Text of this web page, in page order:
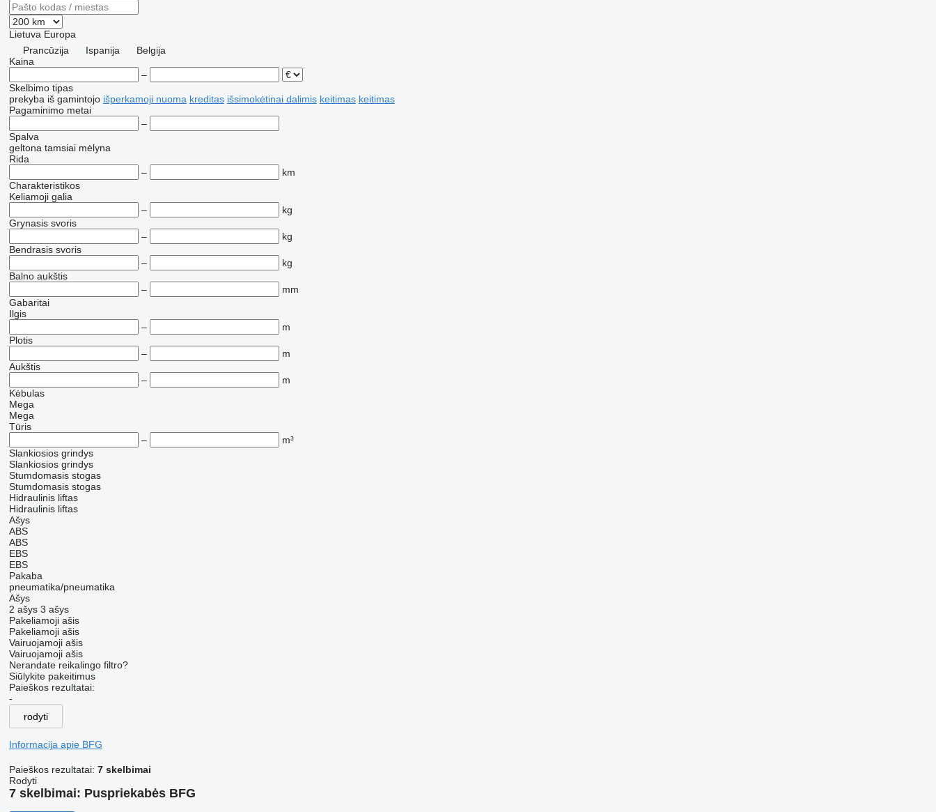
Lietuva Europa
Prancūzija
Ispanija
Belgija
Kaina
–
Skelbimo tipas
prekyba iš gamintojo išperkamoji nuoma kreditas išsimokėtinai dalimis keitimas keitimas
Pagaminimo metai
–
Spalva
geltona tamsiai mėlyna
Rida
–
km
Charakteristikos
Keliamoji galia
–
kg
Grynasis svoris
–
kg
Bendrasis svoris
–
kg
Balno aukštis
–
mm
Gabaritai
Ilgis
–
m
Plotis
–
m
Aukštis
–
m
Kėbulas
Mega
Mega
Tūris
–
m³
Slankiosios grindys
Slankiosios grindys
Stumdomasis stogas
Stumdomasis stogas
Hidraulinis liftas
Hidraulinis liftas
Ašys
ABS
ABS
EBS
EBS
Pakaba
pneumatika/pneumatika
Ašys
2 ašys 3 ašys
Pakeliamoji ašis
Pakeliamoji ašis
Vairuojamoji ašis
Vairuojamoji ašis
Nerandate reikalingo filtro?
Siūlykite pakeitimus
Paieškos rezultatai:
-
rodyti
Informacija apie BFG
Paieškos rezultatai: 7 skelbimai
Rodyti
7 skelbimai: Puspriekabės BFG